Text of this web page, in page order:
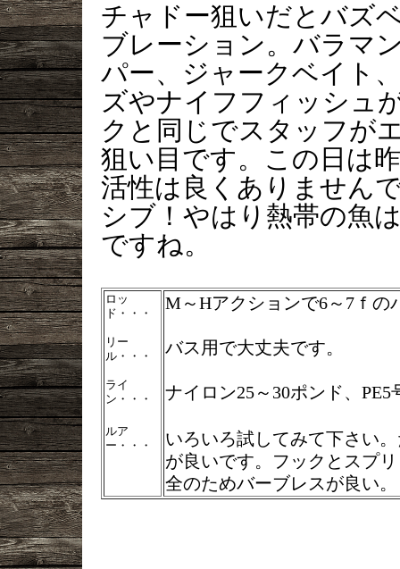
チャドー狙いだとバズ
ブレーション。バラマ
パー、ジャークベイト
ズやナイフフィッシュ
クと同じでスタッフが
狙い目です。この日は
活性は良くありません
シブ！やはり熱帯の魚
ですね。
ロッ
ド・・・
リー
ル・・・
ライ
ン・・・
ルア
ー・・・
M～Hアクションで6～7ｆの
バス用で大丈夫です。
ナイロン25～30ポンド、
いろいろ試してみて下さい
が良いです。フックとスプ
全のためバーブレスが良い。